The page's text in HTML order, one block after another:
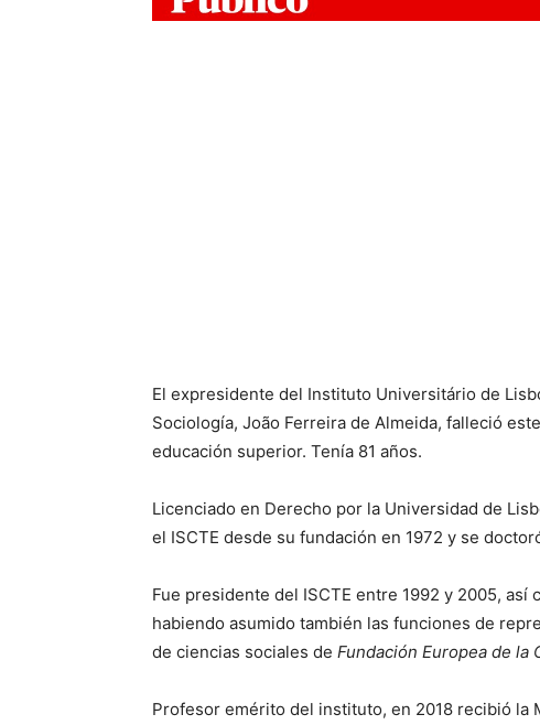
El expresidente del Instituto Universitário de
Sociología, João Ferreira de Almeida, falleció
educación superior. Tenía 81 años.
Licenciado en Derecho por la Universidad de
el ISCTE desde su fundación en 1972 y se
Fue presidente del ISCTE entre 1992 y 2005,
habiendo asumido también las funciones de
de ciencias sociales de Fundación Europea de la
Profesor emérito del instituto, en 2018 recibió la